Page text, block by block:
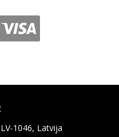
1046, Latvija